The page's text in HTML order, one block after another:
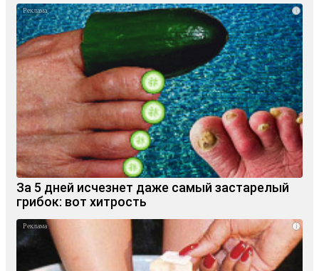
i
За 5 дней исчезнет даже самый застарелый
грибок: вот хитрость
i